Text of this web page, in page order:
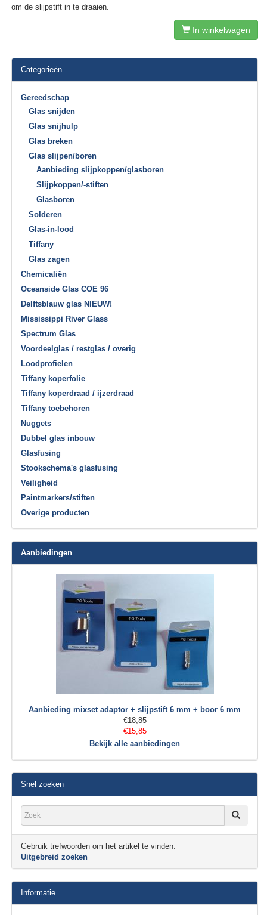
om de slijpstift in te draaien.
In winkelwagen
Categorieën
Gereedschap
Glas snijden
Glas snijhulp
Glas breken
Glas slijpen/boren
Aanbieding slijpkoppen/glasboren
Slijpkoppen/-stiften
Glasboren
Solderen
Glas-in-lood
Tiffany
Glas zagen
Chemicaliën
Oceanside Glas COE 96
Delftsblauw glas NIEUW!
Mississippi River Glass
Spectrum Glas
Voordeelglas / restglas / overig
Loodprofielen
Tiffany koperfolie
Tiffany koperdraad / ijzerdraad
Tiffany toebehoren
Nuggets
Dubbel glas inbouw
Glasfusing
Stookschema's glasfusing
Veiligheid
Paintmarkers/stiften
Overige producten
Aanbiedingen
Aanbieding mixset adaptor + slijpstift 6 mm + boor 6 mm
€18,85
€15,85
Bekijk alle aanbiedingen
Snel zoeken
Gebruik trefwoorden om het artikel te vinden.
Uitgebreid zoeken
Informatie